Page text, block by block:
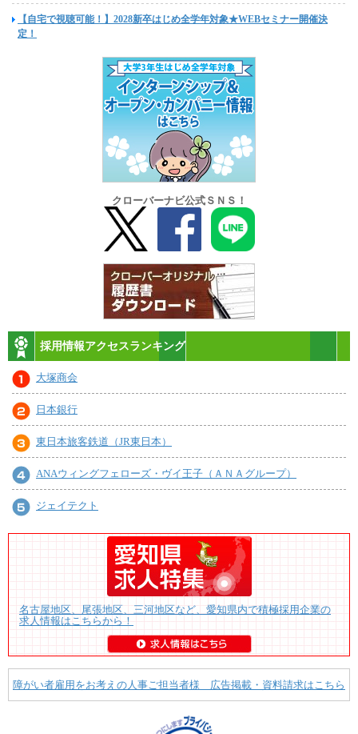
【自宅で視聴可能！】2028新卒はじめ全学年対象★WEBセミナー開催決
定！
クローバーナビ公式ＳＮＳ！
採用情報アクセスランキング
大塚商会
日本銀行
東日本旅客鉄道（JR東日本）
ANAウィングフェローズ・ヴイ王子（ＡＮＡグループ）
ジェイテクト
名古屋地区、尾張地区、三河地区など、愛知県内で積極採用企業の
求人情報はこちらから！
障がい者雇用をお考えの人事ご担当者様 広告掲載・資料請求はこちら